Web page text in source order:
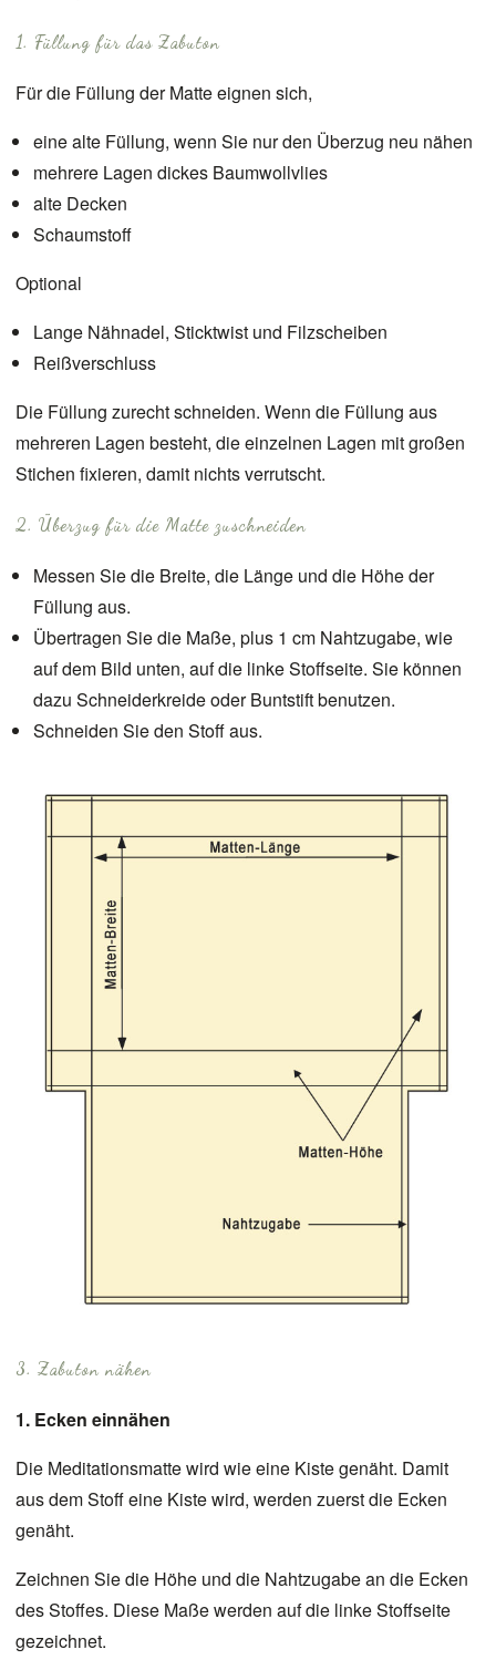
1. Füllung für das Zabuton
Für die Füllung der Matte eignen sich,
eine alte Füllung, wenn Sie nur den Überzug neu nähen
mehrere Lagen dickes Baumwollvlies
alte Decken
Schaumstoff
Optional
Lange Nähnadel, Sticktwist und Filzscheiben
Reißverschluss
Die Füllung zurecht schneiden. Wenn die Füllung aus
mehreren Lagen besteht, die einzelnen Lagen mit großen
Stichen fixieren, damit nichts verrutscht.
2. Überzug für die Matte zuschneiden
Messen Sie die Breite, die Länge und die Höhe der
Füllung aus.
Übertragen Sie die Maße, plus 1 cm Nahtzugabe, wie
auf dem Bild unten, auf die linke Stoffseite. Sie können
dazu Schneiderkreide oder Buntstift benutzen.
Schneiden Sie den Stoff aus.
3. Zabuton nähen
1. Ecken einnähen
Die Meditationsmatte wird wie eine Kiste genäht. Damit
aus dem Stoff eine Kiste wird, werden zuerst die Ecken
genäht.
Zeichnen Sie die Höhe und die Nahtzugabe an die Ecken
des Stoffes. Diese Maße werden auf die linke Stoffseite
gezeichnet.